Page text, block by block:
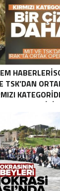
TSK’DAN
ETKISIZ
KIRMIZI
TERÖRIST
HALE